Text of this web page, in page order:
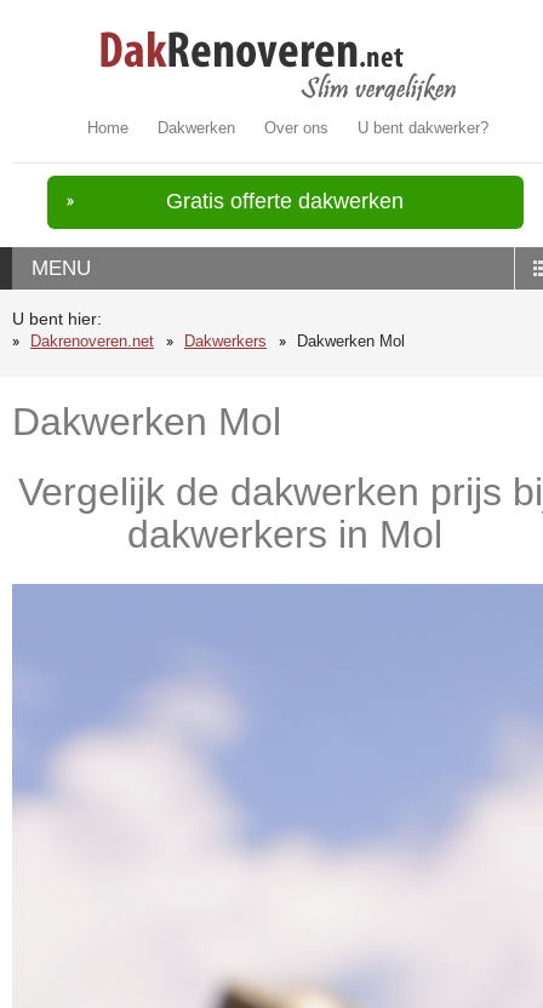
Home Dakwerken Over ons U bent dakwerker?
Gratis offerte dakwerken
MENU
U bent hier:
Dakrenoveren.net
Dakwerkers Dakwerken Mol
Dakwerken Mol
Vergelijk de dakwerken prijs
dakwerkers in Mol